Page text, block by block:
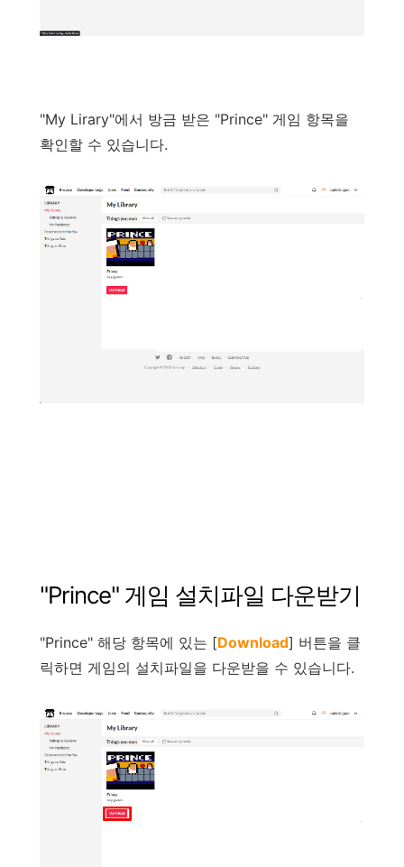
"My Lirary"에서 방금 받은 "Prince" 게임 항목을
확인할 수 있습니다.
"Prince" 게임 설치파일 다운받기
"Prince" 해당 항목에 있는 [Download] 버튼을 클
릭하면 게임의 설치파일을 다운받을 수 있습니다.